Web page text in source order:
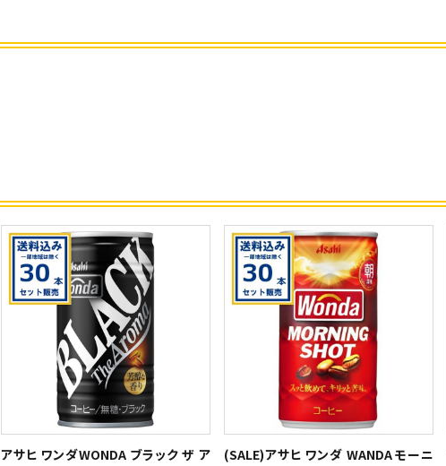
アサヒ ワンダWONDA ブラック ザ ア
(SALE)アサヒ ワンダ WANDA モーニ